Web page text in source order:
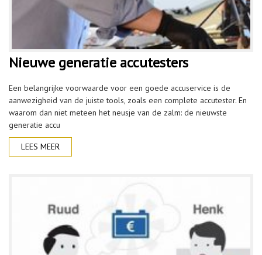
Nieuwe generatie accutesters
Een belangrijke voorwaarde voor een goede accuservice is de
aanwezigheid van de juiste tools, zoals een complete accutester. En
waarom dan niet meteen het neusje van de zalm: de nieuwste
generatie accu
LEES MEER